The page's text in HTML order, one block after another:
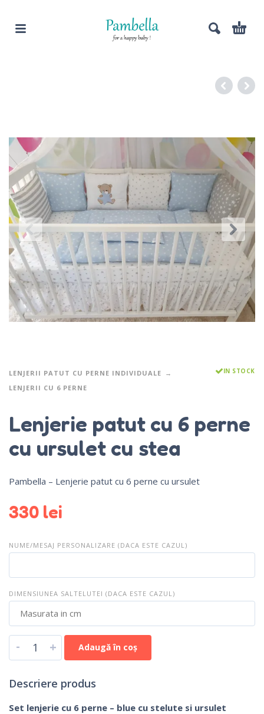
LENJERII PATUT CU PERNE INDIVIDUALE
LENJERII CU 6 PERNE
IN STOCK
Lenjerie patut cu 6 perne
cu ursulet cu stea
Pambella – Lenjerie patut cu 6 perne cu ursulet
330 lei
NUME/MESAJ PERSONALIZARE (DACA ESTE CAZUL)
DIMENSIUNEA SALTELUTEI (DACA ESTE CAZUL)
- + Adaugă în coș
Descriere produs
Set lenjerie cu 6 perne – blue cu stelute si ursulet